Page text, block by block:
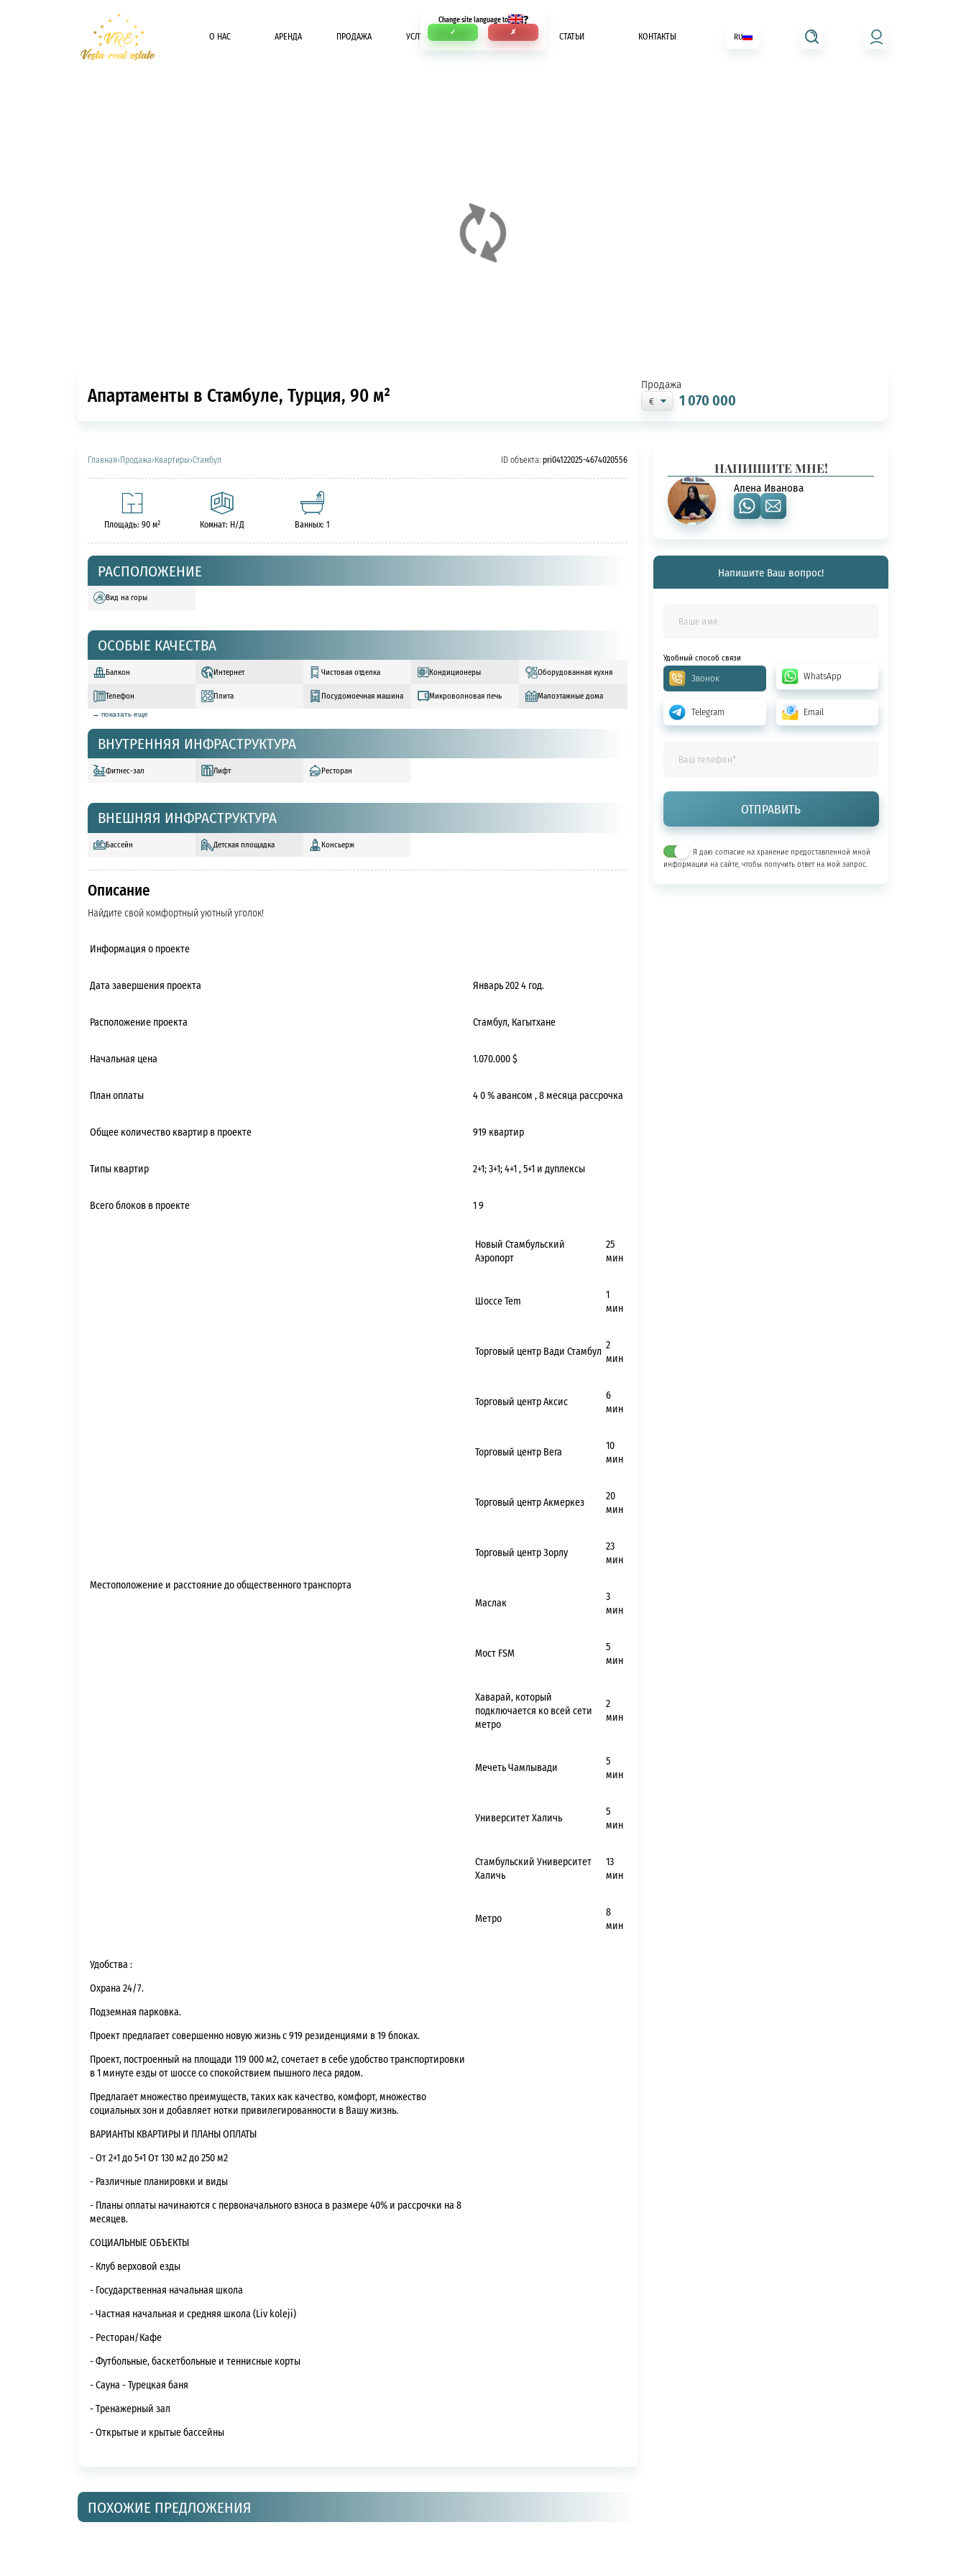
Change site language to ?
✓ ✗
О НАС АРЕНДА ПРОДАЖА УСЛУГИ ОПЛАТА СТАТЬИ КОНТАКТЫ RU
Апартаменты в Стамбуле, Турция, 90 м² Продажа
1 070 000
Главная›Продажа›Квартиры›Стамбул ID объекта: pri04122025-4674020556
Площадь: 90 м² Комнат: Н/Д Ванных: 1
РАСПОЛОЖЕНИЕ
Вид на горы
ОСОБЫЕ КАЧЕСТВА
Балкон Интернет Чистовая отделка Кондиционеры Оборудованная кухня
Телефон Плита Посудомоечная машина Микроволновая печь Малоэтажные дома
→ показать еще
ВНУТРЕННЯЯ ИНФРАСТРУКТУРА
Фитнес-зал Лифт Ресторан
ВНЕШНЯЯ ИНФРАСТРУКТУРА
Бассейн Детская площадка Консьерж
Описание
Найдите свой комфортный уютный уголок!
Информация о проекте
Дата завершения проекта Январь 2024 год.
Расположение проекта Стамбул, Кагытхане
Начальная цена 1.070.000 $
План оплаты 40% авансом ,8месяца рассрочка
Общее количество квартир в проекте 919 квартир
Типы квартир 2+1; 3+1; 4+1, 5+1 и дуплексы
Всего блоков в проекте 19
Местоположение и расстояние до общественного транспорта
Новый Стамбульский
Аэропорт
25
мин
ШоссеTem
1
мин
Торговый центр Вади Стамбул 2
мин
Торговый центр Аксис
6
мин
Торговый центр Вега
10
мин
Торговый центр Акмеркез
20
мин
Торговый центр Зорлу
23
мин
Маслак
3
мин
Мост FSM
5
мин
Хаварай, который
подключается ко всей сети
метро
2
мин
Мечеть Чамлывади
5
мин
Университет Халичь
5
мин
Стамбульский Университет
Халичь
13
мин
Метро
8
мин
Удобства:
Охрана 24/7.
Подземная парковка.
Проект предлагает совершенно новую жизнь с 919 резиденциями в 19 блоках.
Проект, построенный на площади 119 000 м2, сочетает в себе удобство транспортировки
в 1 минуте езды от шоссе со спокойствием пышного леса рядом.
Предлагает множество преимуществ, таких как качество, комфорт, множество
социальных зон и добавляет нотки привилегированности в Вашу жизнь.
ВАРИАНТЫ КВАРТИРЫ И ПЛАНЫ ОПЛАТЫ
- От 2+1 до 5+1 От 130 м2 до 250 м2
- Различные планировки и виды
- Планы оплаты начинаются с первоначального взноса в размере 40% и рассрочки на 8
месяцев.
СОЦИАЛЬНЫЕ ОБЪЕКТЫ
- Клуб верховой езды
- Государственная начальная школа
- ⁠Частная начальная и средняя школа (Liv koleji)
- ⁠Ресторан/Кафе
- ⁠Футбольные, баскетбольные и теннисные корты
- ⁠Сауна - Турецкая баня
- ⁠Тренажерный зал
- ⁠Открытые и крытые бассейны
ПОХОЖИЕ ПРЕДЛОЖЕНИЯ
НАПИШИТЕ МНЕ!
Алена Иванова
Напишите Ваш вопрос!
Удобный способ связи
Звонок WhatsApp
Telegram Email
Я даю согласие на хранение предоставленной мной
информации на сайте, чтобы получить ответ на мой запрос.